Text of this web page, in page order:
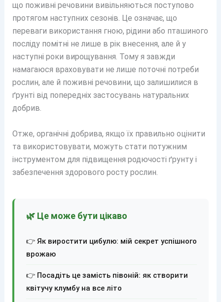
що поживні речовини вивільняються поступово
протягом наступних сезонів. Це означає, що
переваги використання гною, рідини або пташиного
посліду помітні не лише в рік внесення, але й у
наступні роки вирощування. Тому я завжди
намагаюся враховувати не лише поточні потреби
рослин, але й поживні речовини, що залишилися в
ґрунті від попередніх застосувань натуральних
добрив.
Отже, органічні добрива, якщо їх правильно оцінити
та використовувати, можуть стати потужним
інструментом для підвищення родючості ґрунту і
забезпечення здорового росту рослин.
🌿 Це може бути цікаво
👉 Як виростити цибулю: мій секрет успішного
врожаю
👉 Посадіть це замість півоній: як створити
квітучу клумбу на все літо